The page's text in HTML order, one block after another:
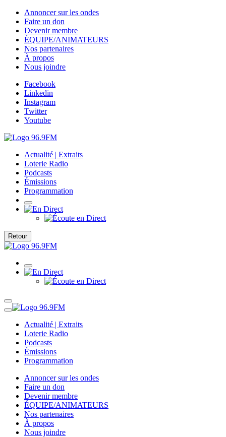
Annoncer sur les ondes
Faire un don
Devenir membre
ÉQUIPE/ANIMATEURS
Nos partenaires
À propos
Nous joindre
Facebook
Linkedin
Instagram
Twitter
Youtube
Actualité | Extraits
Loterie Radio
Podcasts
Émissions
Programmation
Retour
Actualité | Extraits
Loterie Radio
Podcasts
Émissions
Programmation
Annoncer sur les ondes
Faire un don
Devenir membre
ÉQUIPE/ANIMATEURS
Nos partenaires
À propos
Nous joindre